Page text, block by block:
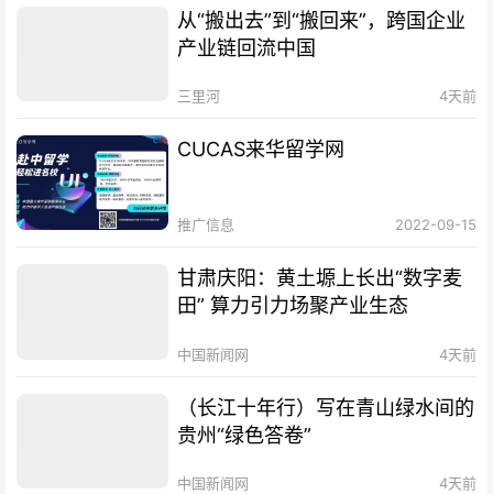
从“搬出去”到“搬回来”，跨国企业
产业链回流中国
三里河 4天前
CUCAS来华留学网
推广信息 2022-09-15
甘肃庆阳：黄土塬上长出“数字麦
田” 算力引力场聚产业生态
中国新闻网 4天前
（长江十年行）写在青山绿水间的
贵州“绿色答卷”
中国新闻网 4天前